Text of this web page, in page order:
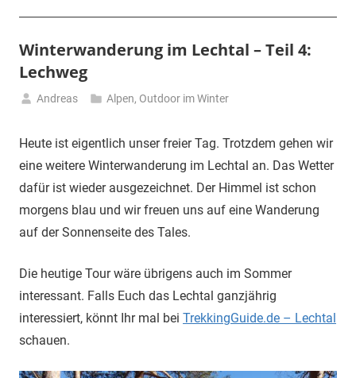
Winterwanderung im Lechtal – Teil 4:
Lechweg
Januar
Andreas Alpen, Outdoor im Winter
Heute ist eigentlich unser freier Tag. Trotzdem gehen wir
eine weitere Winterwanderung im Lechtal an. Das Wetter
dafür ist wieder ausgezeichnet. Der Himmel ist schon
morgens blau und wir freuen uns auf eine Wanderung
auf der Sonnenseite des Tales.
Die heutige Tour wäre übrigens auch im Sommer
interessant. Falls Euch das Lechtal ganzjährig
interessiert, könnt Ihr mal bei TrekkingGuide.de – Lechtal
schauen.